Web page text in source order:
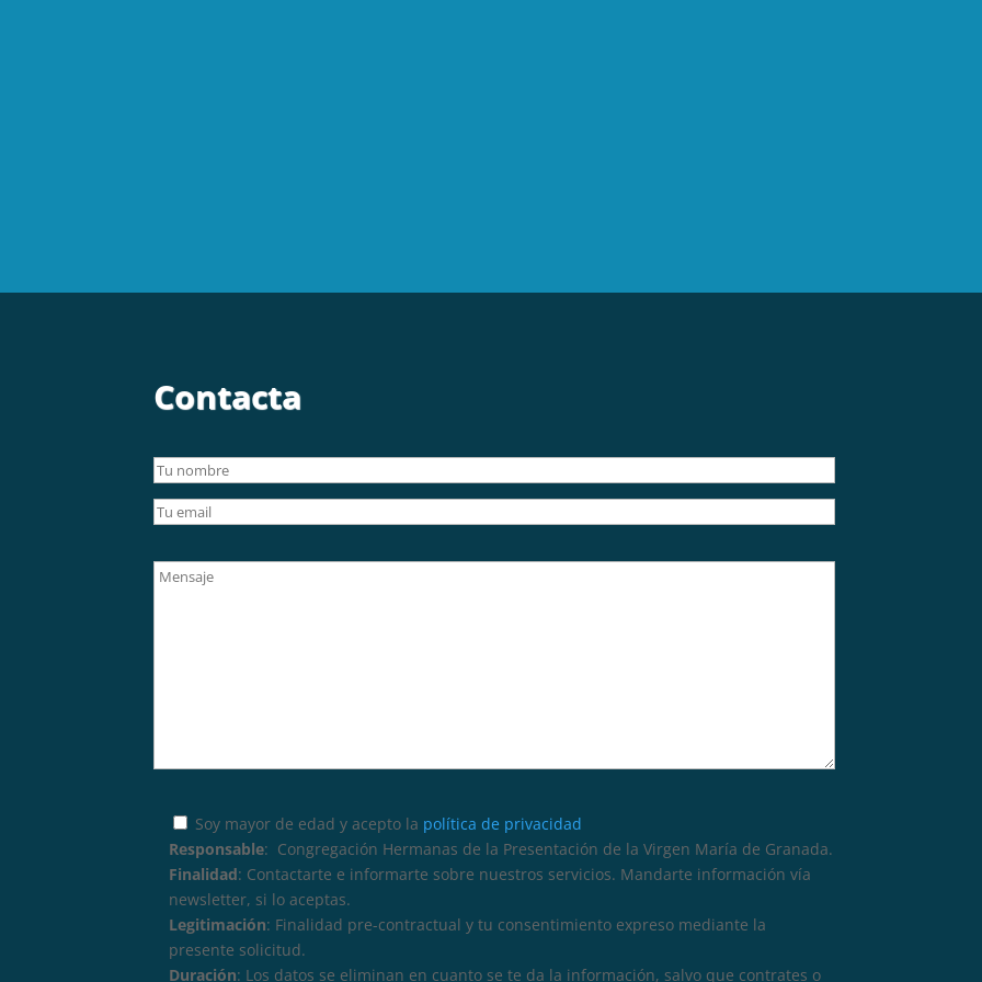
Contacta
Soy mayor de edad y acepto la política de privacidad
Responsable: Congregación Hermanas de la Presentación de la Virgen María de Granada.
Finalidad: Contactarte e informarte sobre nuestros servicios. Mandarte información vía
newsletter, si lo aceptas.
Legitimación: Finalidad pre-contractual y tu consentimiento expreso mediante la
presente solicitud.
Duración: Los datos se eliminan en cuanto se te da la información, salvo que contrates o